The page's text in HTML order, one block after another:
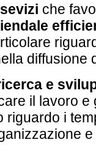
che
diffusione
e
il lavoro e
riguardo i